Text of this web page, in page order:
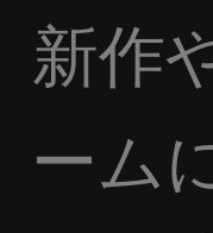
新作
ーム